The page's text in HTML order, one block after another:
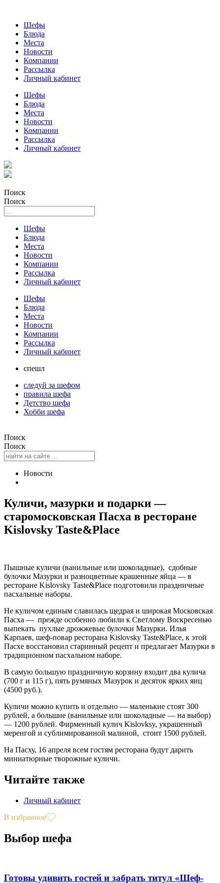
Шефы
Блюда
Места
Новости
Компании
Рассылка
Личный кабинет
Шефы
Блюда
Места
Новости
Компании
Рассылка
Личный кабинет
Поиск
Поиск
Шефы
Блюда
Места
Новости
Компании
Рассылка
Личный кабинет
Шефы
Блюда
Места
Новости
Компании
Рассылка
Личный кабинет
спешл
следуй за шефом
правила шефа
Детство шефа
Хобби шефа
Поиск
Поиск
Новости
Куличи, мазурки и подарки —
старомосковская Пасха в ресторане
Kislovsky Taste&Place
Пышные куличи (ванильные или шоколадные), сдобные
булочки Мазурки и разноцветные крашенные яйца — в
ресторане Kislovsky Taste&Place подготовили праздничные
пасхальные наборы.
Не куличом единым славилась щедрая и широкая Московская
Пасха — прежде особенно любили к Светлому Воскресенью
выпекать пухлые дрожжевые булочки Мазурки. Илья
Карпаев, шеф-повар ресторана Kislovsky Taste&Place, к этой
Пасхе восстановил старинный рецепт и предлагает Мазурки в
традиционном пасхальном наборе.
В самую большую праздничную корзину входит два кулича
(700 г и 115 г), пять румяных Мазурок и десяток ярких яиц
(4500 руб.).
Куличи можно купить и отдельно — маленькие стоят 300
рублей, а большие (ванильные или шоколадные — на выбор)
— 1200 рублей. Фирменный кулич Kislovksy, украшенный
меренгой и сублимированной малиной, стоит 1500 рублей.
На Пасху, 16 апреля всем гостям ресторана будут дарить
миниатюрные творожные куличи.
Читайте также
Личный кабинет
В избранное
Выбор шефа
Готовы удивить гостей и забрать титул «Шеф-